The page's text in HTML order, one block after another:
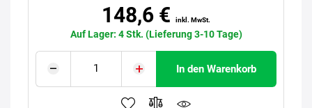
148,6 € inkl. MwSt.
Auf Lager: 4 Stk. (Lieferung 3-10 Tage)
In den Warenkorb